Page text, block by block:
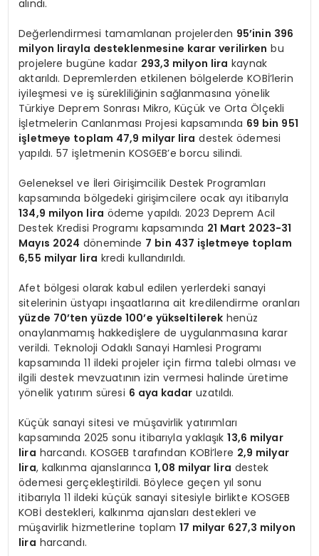
alındı.
Değerlendirmesi tamamlanan projelerden 95’inin 396
milyon lirayla desteklenmesine karar verilirken bu
projelere bugüne kadar 293,3 milyon lira kaynak
aktarıldı. Depremlerden etkilenen bölgelerde KOBİ’lerin
iyileşmesi ve iş sürekliliğinin sağlanmasına yönelik
Türkiye Deprem Sonrası Mikro, Küçük ve Orta Ölçekli
İşletmelerin Canlanması Projesi kapsamında 69 bin 951
işletmeye toplam 47,9 milyar lira destek ödemesi
yapıldı. 57 işletmenin KOSGEB’e borcu silindi.
Geleneksel ve İleri Girişimcilik Destek Programları
kapsamında bölgedeki girişimcilere ocak ayı itibarıyla
134,9 milyon lira ödeme yapıldı. 2023 Deprem Acil
Destek Kredisi Programı kapsamında 21 Mart 2023-31
Mayıs 2024 döneminde 7 bin 437 işletmeye toplam
6,55 milyar lira kredi kullandırıldı.
Afet bölgesi olarak kabul edilen yerlerdeki sanayi
sitelerinin üstyapı inşaatlarına ait kredilendirme oranları
yüzde 70’ten yüzde 100’e yükseltilerek henüz
onaylanmamış hakkedişlere de uygulanmasına karar
verildi. Teknoloji Odaklı Sanayi Hamlesi Programı
kapsamında 11 ildeki projeler için firma talebi olması ve
ilgili destek mevzuatının izin vermesi halinde üretime
yönelik yatırım süresi 6 aya kadar uzatıldı.
Küçük sanayi sitesi ve müşavirlik yatırımları
kapsamında 2025 sonu itibarıyla yaklaşık13,6 milyar
lira harcandı. KOSGEB tarafından KOBİ’lere 2,9 milyar
lira, kalkınma ajanslarınca1,08 milyar lira destek
ödemesi gerçekleştirildi. Böylece geçen yıl sonu
itibarıyla 11 ildeki küçük sanayi sitesiyle birlikte KOSGEB
KOBİ destekleri, kalkınma ajansları destekleri ve
müşavirlik hizmetlerine toplam 17 milyar 627,3 milyon
lira harcandı.